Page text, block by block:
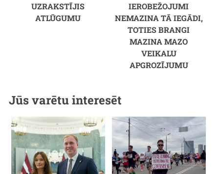
UZRAKSTĪJIS
ATLŪGUMU
IEROBEŽOJUMI
NEMAZINA TĀ IEGĀDI,
TOTIES BRANGI
MAZINA MAZO
VEIKALU
APGROZĪJUMU
Jūs varētu interesēt